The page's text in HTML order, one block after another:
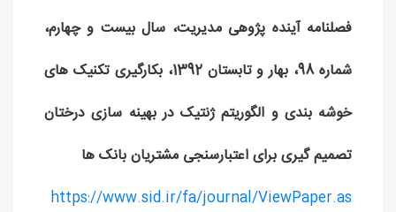
فصلنامه آینده پژوهی مدیریت، سال بیست و چهارم،
شماره 98، بهار و تابستان 1392، بکارگیری تکنیک های
خوشه بندی و الگوریتم ژنتیک در بهینه سازی درختان
تصمیم گیری برای اعتبارسنجی مشتریان بانک ها
https://www.sid.ir/fa/journal/ViewPaper.as